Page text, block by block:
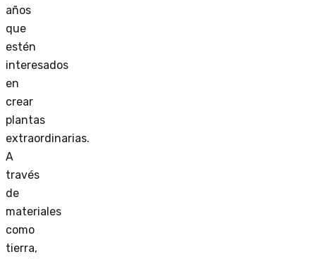
años
que
estén
interesados
en
crear
plantas
extraordinarias.
A
través
de
materiales
como
tierra,